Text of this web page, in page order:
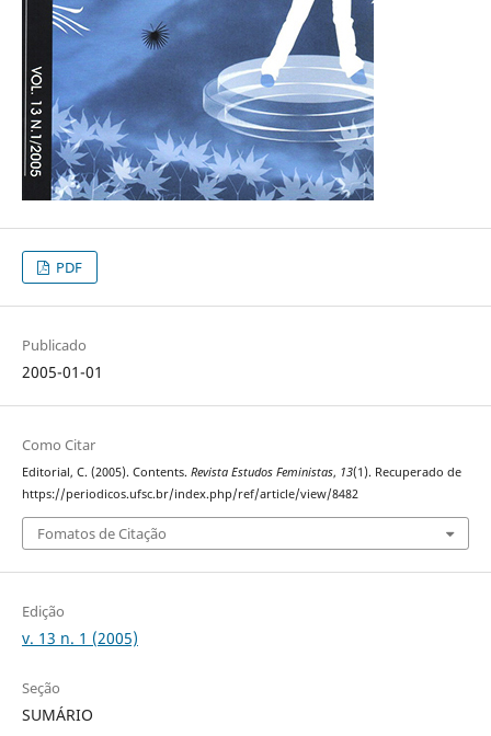
PDF
Publicado
2005-01-01
Como Citar
Editorial, C. (2005). Contents. Revista Estudos Feministas, 13(1). Recuperado de
https://periodicos.ufsc.br/index.php/ref/article/view/8482
Fomatos de Citação
Edição
v. 13 n. 1 (2005)
Seção
SUMÁRIO